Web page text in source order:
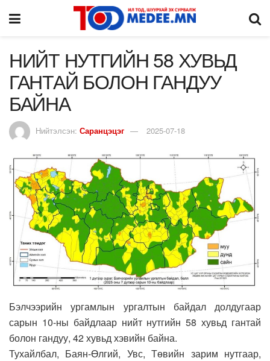
НИЙТ НУТГИЙН 58 ХУВЬД
ГАНТАЙ БОЛОН ГАНДУУ
БАЙНА
Нийтэлсэн: Саранцэцэг 2025-07-18
Бэлчээрийн ургамлын ургалтын байдал долдугаар
сарын 10-ны байдлаар нийт нутгийн 58 хувьд гантай
болон гандуу, 42 хувьд хэвийн байна.
Тухайлбал, Баян-Өлгий, Увс, Төвийн зарим нутгаар,